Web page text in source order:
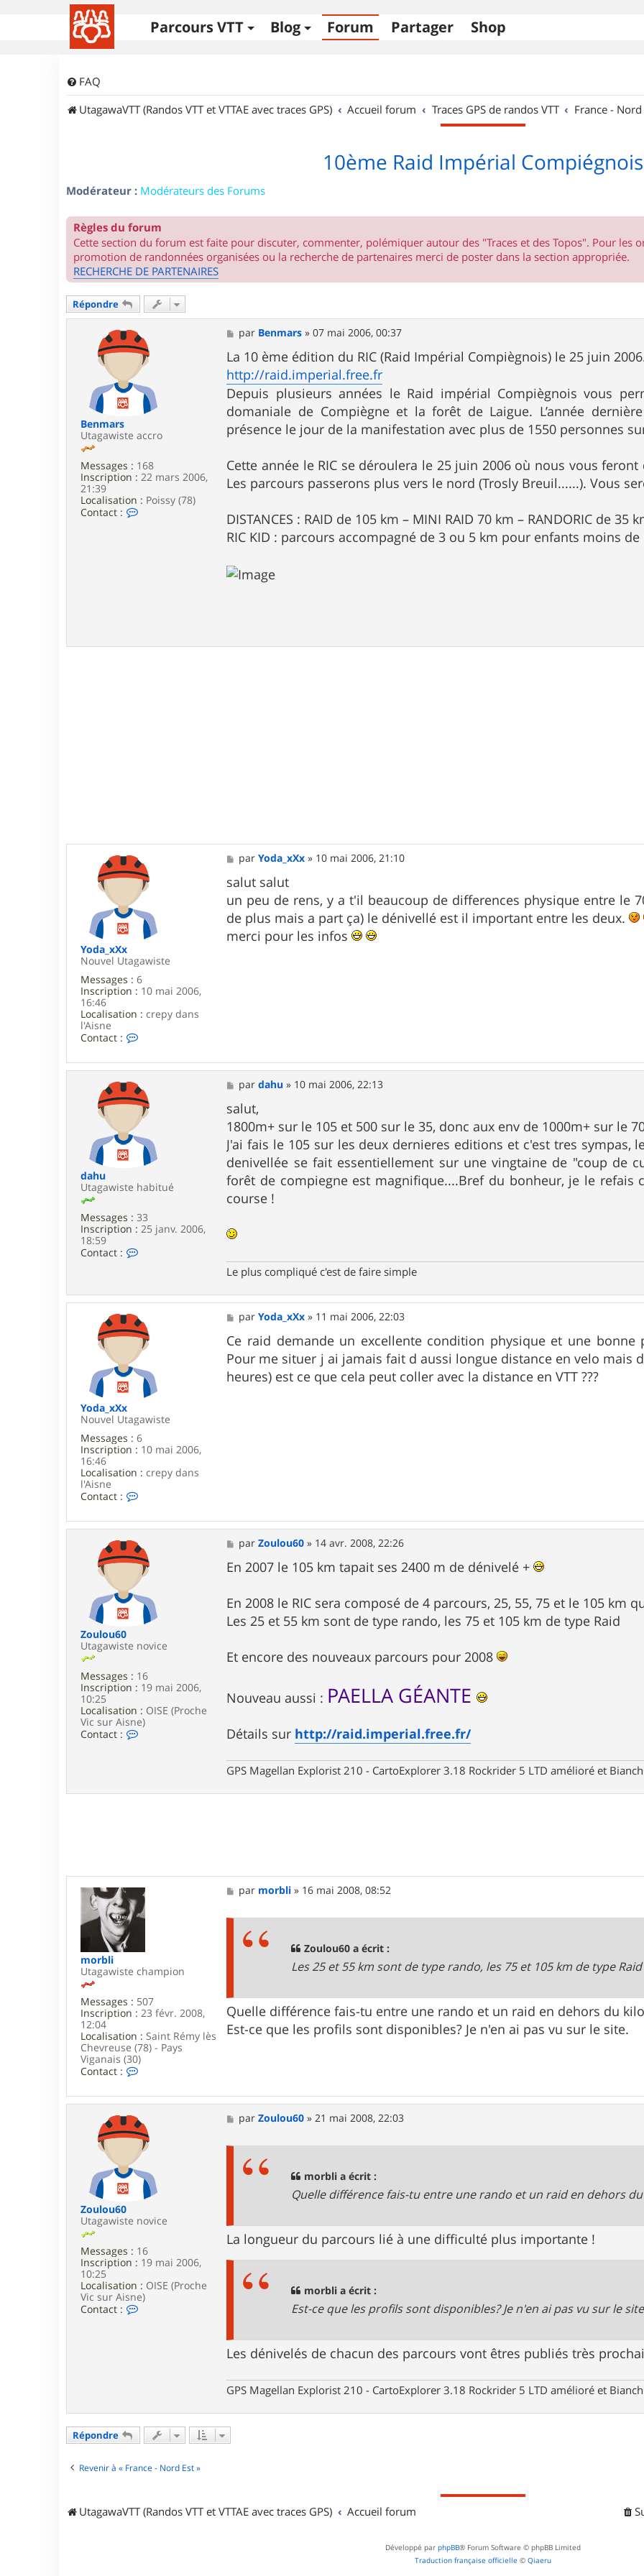
Parcours VTT Blog Forum Partager Shop
FAQ
UtagawaVTT (Randos VTT et VTTAE avec traces GPS)
Accueil forum Traces GPS de randos VTT France - Nord
10ème Raid Impérial Compiégnois
Modérateur : Modérateurs des Forums
Règles du forum
Cette section du forum est faite pour discuter, commenter, polémiquer autour des "Traces et des Topos". Pour les
promotion de randonnées organisées ou la recherche de partenaires merci de poster dans la section appropriée.
RECHERCHE DE PARTENAIRES
Répondre
Benmars
Utagawiste accro
Messages : 168
Inscription : 22 mars 2006,
21:39
Localisation : Poissy (78)
Contact :
m
M
e
s
s
a
g
e
par Benmars »07 mai 2006, 00:37
La 10 ème édition du RIC (Raid Impérial Compiègnois) le 25 juin
http://raid.imperial.free.fr
Depuis plusieurs années le Raid impérial Compiègnois vous
domaniale de Compiègne et la forêt de Laigue. L’année
présence le jour de la manifestation avec plus de 1550 personnes
Cette année le RIC se déroulera le 25 juin 2006 où nous vous
Les parcours passerons plus vers le nord (Trosly Breuil......). Vous
DISTANCES : RAID de 105 km – MINI RAID 70 km – RANDORIC de 35
RIC KID : parcours accompagné de 3 ou 5 km pour enfants moins de
Yoda_xXx
Nouvel Utagawiste
Messages : 6
Inscription : 10 mai 2006,
16:46
Localisation : crepy dans
l'Aisne
Contact :
n
t
c
t
e
Y
o
d
_
x
M
e
s
s
a
g
e
parYoda_xXx » 10 mai 2006, 21:10
salut salut
un peu de rens, y a t'il beaucoup de differences physique entre le
de plus mais a part ça) le dénivellé est il important entre les deux.
merci pour les infos
dahu
Utagawiste habitué
Messages : 33
Inscription : 25 janv. 2006,
18:59
Contact :
a
t
e
r
d
a
h
u
M
e
s
s
a
g
e
pardahu » 10 mai 2006, 22:13
salut,
1800m+ sur le 105 et 500 sur le 35, donc aux env de 1000m+ sur le
J'ai fais le 105 sur les deux dernieres editions et c'est tres sympas,
denivellée se fait essentiellement sur une vingtaine de "coup de
forêt de compiegne est magnifique....Bref du bonheur, je le refais
course !
Le plus compliqué c'est de faire simple
Yoda_xXx
Nouvel Utagawiste
Messages : 6
Inscription : 10 mai 2006,
16:46
Localisation : crepy dans
l'Aisne
Contact :
t
c
t
e
Y
o
d
_
x
M
e
s
s
a
g
e
parYoda_xXx » 11 mai 2006, 22:03
Ce raid demande un excellente condition physique et une bonne
Pour me situer j ai jamais fait d aussi longue distance en velo mais
heures) est ce que cela peut coller avec la distance en VTT ???
Zoulou60
Utagawiste novice
Messages : 16
Inscription : 19 mai 2006,
10:25
Localisation : OISE (Proche
Vic sur Aisne)
Contact :
u
6
0
M
e
s
s
g
e
parZoulou60 » 14 avr. 2008, 22:26
En 2007 le 105 km tapait ses 2400 m de dénivelé +
En 2008 le RIC sera composé de 4 parcours, 25, 55, 75 et le 105 km
Les 25 et 55 km sont de type rando, les 75 et 105 km de type Raid
Et encore des nouveaux parcours pour 2008
Nouveau aussi : PAELLA GÉANTE
Détails sur http://raid.imperial.free.fr/
GPS Magellan Explorist 210 - CartoExplorer 3.18 Rockrider 5 LTD amélioré et
morbli
Utagawiste champion
Messages : 507
Inscription : 23 févr. 2008,
12:04
Localisation : Saint Rémy lès
Chevreuse (78) - Pays
Viganais (30)
Contact :
n
t
c
t
e
m
o
r
l
M
e
par morbli » 16 mai 2008, 08:52
Zoulou60 a écrit :
Les 25 et 55 km sont de type rando, les 75 et 105 km de type Raid
Quelle différence fais-tu entre une rando et un raid en dehors du
Est-ce que les profils sont disponibles? Je n'en ai pas vu sur le site.
Zoulou60
Utagawiste novice
Messages : 16
Inscription : 19 mai 2006,
10:25
Localisation : OISE (Proche
Vic sur Aisne)
Contact :
Z
l
u
M
e
parZoulou60 »21 mai 2008, 22:03
morbli a écrit :
Quelle différence fais-tu entre une rando et un raid en dehors
La longueur du parcours lié à une difficulté plus importante !
morbli a écrit :
Est-ce que les profils sont disponibles? Je n'en ai pas vu sur le
Les dénivelés de chacun des parcours vont êtres publiés très
GPS Magellan Explorist 210 - CartoExplorer 3.18 Rockrider 5 LTD amélioré et
Répondre
Revenir à « France - Nord Est »
UtagawaVTT (Randos VTT et VTTAE avec traces GPS) Accueil forum
Développé par phpBB® Forum Software © phpBB Limited
Traduction française officielle © Qiaeru